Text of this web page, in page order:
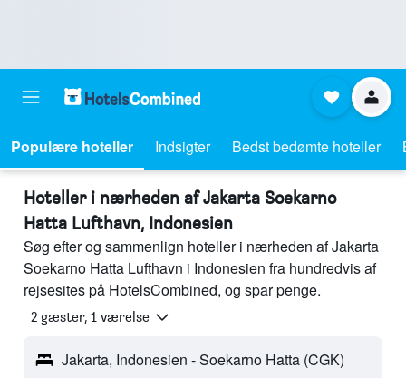
Populære hoteller Indsigter Bedst bedømte hoteller
Hoteller i nærheden af Jakarta Soekarno
Hatta Lufthavn, Indonesien
Søg efter og sammenlign hoteller i nærheden af Jakarta
Soekarno Hatta Lufthavn i Indonesien fra hundredvis af
rejsesites på HotelsCombined, og spar penge.
2 gæster, 1 værelse
Jakarta, Indonesien - Soekarno Hatta (CGK)